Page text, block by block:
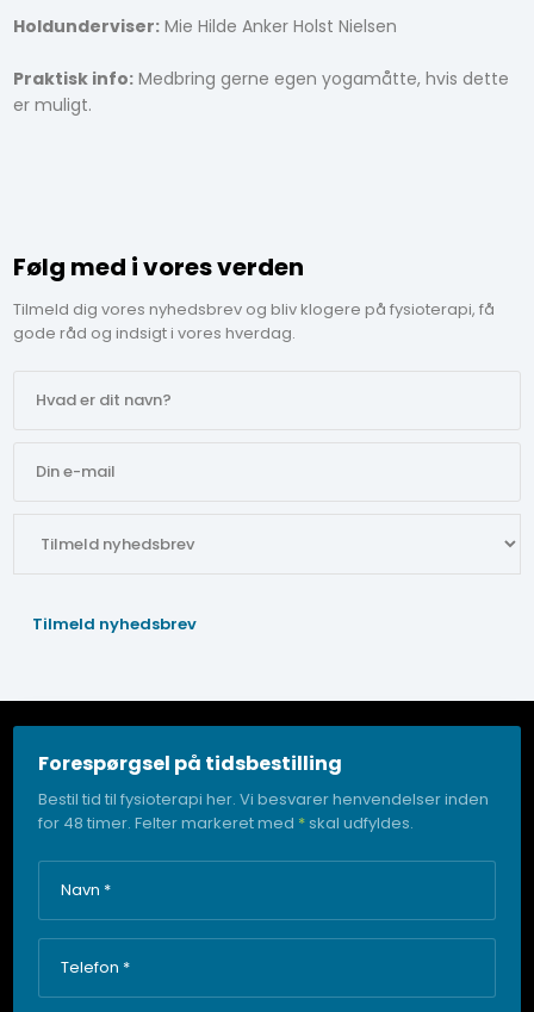
Holdunderviser:Mie Hilde Anker Holst Nielsen
Praktisk info:Medbring gerne egen yogamåtte, hvis dette
er muligt.
Følg med i vores verden
Tilmeld dig vores nyhedsbrev og bliv klogere på fysioterapi, få
gode råd og indsigt i vores hverdag.
Forespørgsel på tidsbestilling
Bestil tid til fysioterapi her. Vi besvarer henvendelser inden
for 48 timer. Felter markeret med * skal udfyldes.